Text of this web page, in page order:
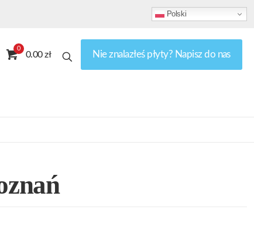
Polski
0
0.00 zł Nie znalazłeś płyty? Napisz do nas